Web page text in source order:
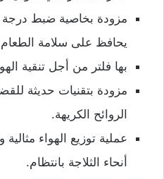
مزودة بخاصية ضبط درجة
يحافظ على سلامة
بها فلتر من أجل تنقية
مزودة بتقنيات حديثة
الروائح الكريهة.
عملية توزيع الهواء
أنحاء الثلاجة بانتظام.